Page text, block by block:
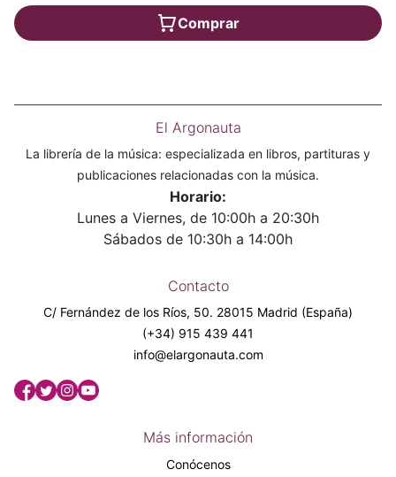
Comprar
El Argonauta
La librería de la música: especializada en libros, partituras y
publicaciones relacionadas con la música.
Horario:
Lunes a Viernes, de 10:00h a 20:30h
Sábados de 10:30h a 14:00h
Contacto
C/ Fernández de los Ríos, 50. 28015 Madrid (España)
(+34) 915 439 441
info@elargonauta.com
Más información
Conócenos